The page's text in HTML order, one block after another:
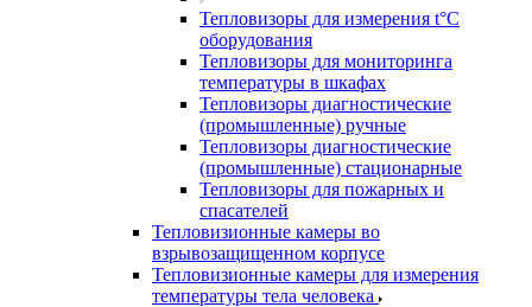
Тепловизоры для измерения t°С
оборудования
Тепловизоры для мониторинга
температуры в шкафах
Тепловизоры диагностические
(промышленные) ручные
Тепловизоры диагностические
(промышленные) стационарные
Тепловизоры для пожарных и
спасателей
Тепловизионные камеры во
взрывозащищенном корпусе
Тепловизионные камеры для измерения
температуры тела человека